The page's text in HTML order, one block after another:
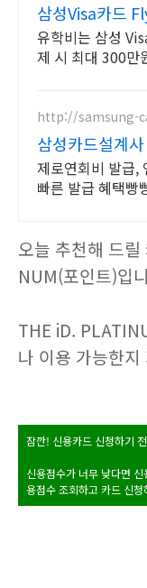
삼성Visa카드
유학비는 삼성
제 시 최대 300만
http://samsung-
삼성카드설계
제로연회비 발급,
빠른 발급 혜택빵
오늘 추천해 드
NUM(포인트)입
THE iD.
나 이용 가능한
잠깐! 신용카드 신청하기
신용점수가 너무 낮다면
용점수 조회하고 카드 신